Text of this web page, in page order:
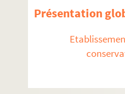
Présentation
Ms 1750-52.
Ms 1750-53.
Ms 1750-56.
Ms 1750-57.